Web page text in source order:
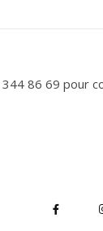
86 69 pour